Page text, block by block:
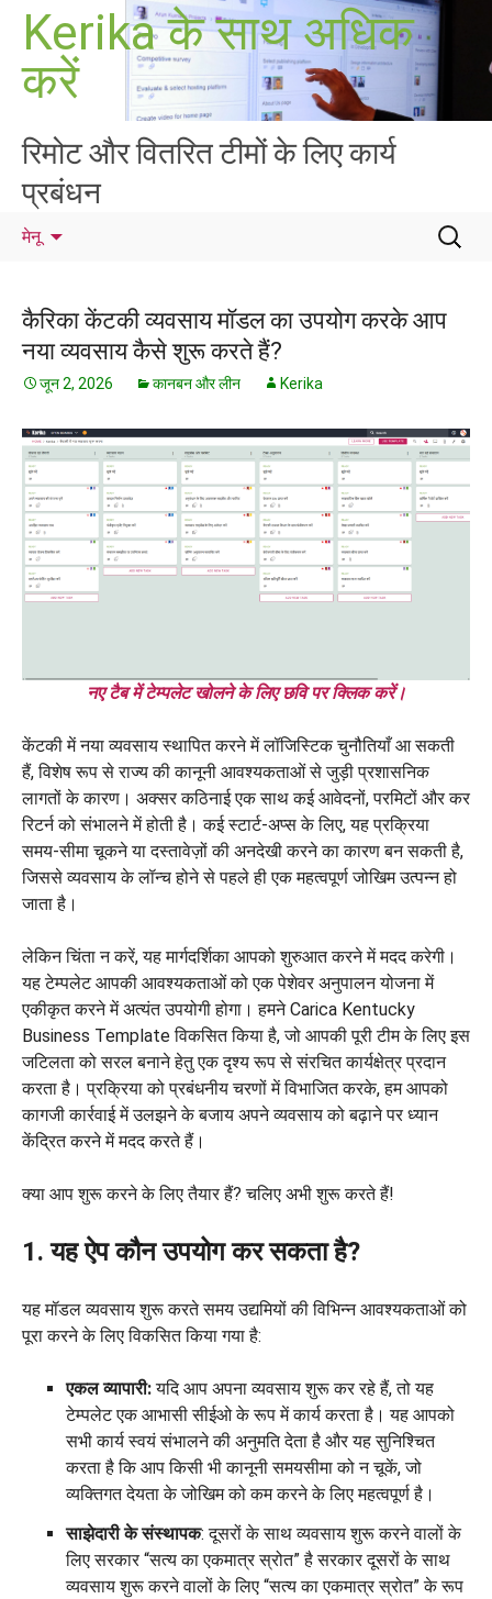
सामग्री
जाएं
Kerika के साथ अधिक
करें
रिमोट और वितरित टीमों के लिए कार्य
प्रबंधन
मेनू
निम्न
को
कैरिका केंटकी व्यवसाय मॉडल का उपयोग करके आप
नया व्यवसाय कैसे शुरू करते हैं?
जून 2, 2026 कानबन और लीन Kerika
नए टैब में टेम्पलेट खोलने के लिए छवि पर क्लिक करें।
केंटकी में नया व्यवसाय स्थापित करने में लॉजिस्टिक चुनौतियाँ आ सकती
हैं, विशेष रूप से राज्य की कानूनी आवश्यकताओं से जुड़ी प्रशासनिक
लागतों के कारण। अक्सर कठिनाई एक साथ कई आवेदनों, परमिटों और कर
रिटर्न को संभालने में होती है। कई स्टार्ट-अप्स के लिए, यह प्रक्रिया
समय-सीमा चूकने या दस्तावेज़ों की अनदेखी करने का कारण बन सकती है,
जिससे व्यवसाय के लॉन्च होने से पहले ही एक महत्वपूर्ण जोखिम उत्पन्न हो
जाता है।
लेकिन चिंता न करें, यह मार्गदर्शिका आपको शुरुआत करने में मदद करेगी।
यह टेम्पलेट आपकी आवश्यकताओं को एक पेशेवर अनुपालन योजना में
एकीकृत करने में अत्यंत उपयोगी होगा। हमने Carica Kentucky
Business Template विकसित किया है, जो आपकी पूरी टीम के लिए इस
जटिलता को सरल बनाने हेतु एक दृश्य रूप से संरचित कार्यक्षेत्र प्रदान
करता है। प्रक्रिया को प्रबंधनीय चरणों में विभाजित करके, हम आपको
कागजी कार्रवाई में उलझने के बजाय अपने व्यवसाय को बढ़ाने पर ध्यान
केंद्रित करने में मदद करते हैं।
क्या आप शुरू करने के लिए तैयार हैं? चलिए अभी शुरू करते हैं!
1. यह ऐप कौन उपयोग कर सकता है?
यह मॉडल व्यवसाय शुरू करते समय उद्यमियों की विभिन्न आवश्यकताओं को
पूरा करने के लिए विकसित किया गया है:
एकल व्यापारी:यदि आप अपना व्यवसाय शुरू कर रहे हैं, तो यह
टेम्पलेट एक आभासी सीईओ के रूप में कार्य करता है। यह आपको
सभी कार्य स्वयं संभालने की अनुमति देता है और यह सुनिश्चित
करता है कि आप किसी भी कानूनी समयसीमा को न चूकें, जो
व्यक्तिगत देयता के जोखिम को कम करने के लिए महत्वपूर्ण है।
साझेदारी के संस्थापक: दूसरों के साथ व्यवसाय शुरू करने वालों के
लिए सरकार “सत्य का एकमात्र स्रोत” है सरकार दूसरों के साथ
व्यवसाय शुरू करने वालों के लिए “सत्य का एकमात्र स्रोत” के रूप